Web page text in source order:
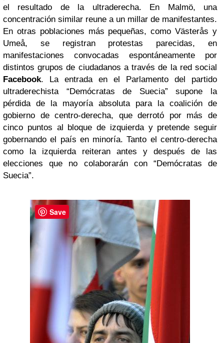
el resultado de la ultraderecha. En Malmö, una
concentración similar reune a un millar de manifestantes.
En otras poblaciones más pequeñas, como Västerås y
Umeå, se registran protestas parecidas, en
manifestaciones convocadas espontáneamente por
distintos grupos de ciudadanos a través de la red social
Facebook. La entrada en el Parlamento del partido
ultraderechista “Demócratas de Suecia” supone la
pérdida de la mayoría absoluta para la coalición de
gobierno de centro-derecha, que derrotó por más de
cinco puntos al bloque de izquierda y pretende seguir
gobernando el país en minoría. Tanto el centro-derecha
como la izquierda reiteran antes y después de las
elecciones que no colaborarán con “Demócratas de
Suecia”.
Save